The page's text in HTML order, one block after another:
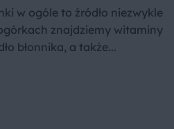
w ogóle to źródło niezwykle
znajdziemy witaminy
błonnika, a także...